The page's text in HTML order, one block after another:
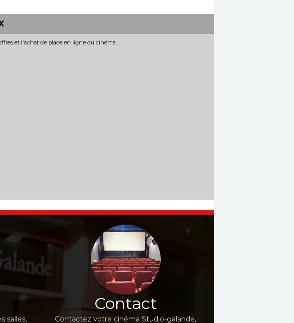
et l'achat de place en ligne du cinéma.
salles,
Contact
Contactez votre cinéma Studio-galande,